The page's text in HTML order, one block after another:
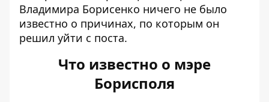
Владимира Борисенко ничего не было
известно о причинах, по которым он
решил уйти с поста.
Что известно о мэре
Борисполя